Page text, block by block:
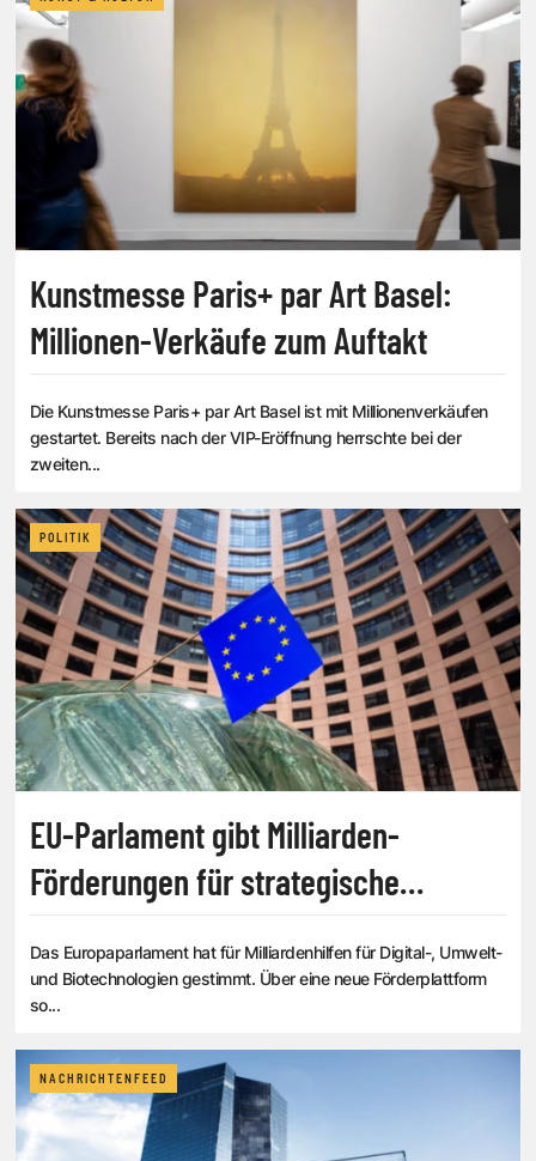
Kunstmesse Paris+ par Art Basel:
Millionen-Verkäufe zum Auftakt
Die Kunstmesse Paris+ par Art Basel ist mit Millionenverkäufen
gestartet. Bereits nach der VIP-Eröffnung herrschte bei der
zweiten...
POLITIK
EU-Parlament gibt Milliarden-
Förderungen für strategische
Das Europaparlament hat für Milliardenhilfen für Digital-, Umwelt-
und Biotechnologien gestimmt. Über eine neue Förderplattform
so...
NACHRICHTENFEED